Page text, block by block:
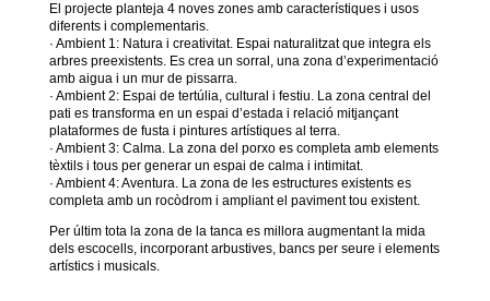
El projecte planteja 4 noves zones amb característiques i usos
diferents i complementaris.
· Ambient 1: Natura i creativitat. Espai naturalitzat que integra els
arbres preexistents. Es crea un sorral, una zona d’experimentació
amb aigua i un mur de pissarra.
· Ambient 2: Espai de tertúlia, cultural i festiu. La zona central del
pati es transforma en un espai d’estada i relació mitjançant
plataformes de fusta i pintures artístiques al terra.
· Ambient 3: Calma. La zona del porxo es completa amb elements
tèxtils i tous per generar un espai de calma i intimitat.
· Ambient 4: Aventura. La zona de les estructures existents es
completa amb un rocòdrom i ampliant el paviment tou existent.
Per últim tota la zona de la tanca es millora augmentant la mida
dels escocells, incorporant arbustives, bancs per seure i elements
artístics i musicals.